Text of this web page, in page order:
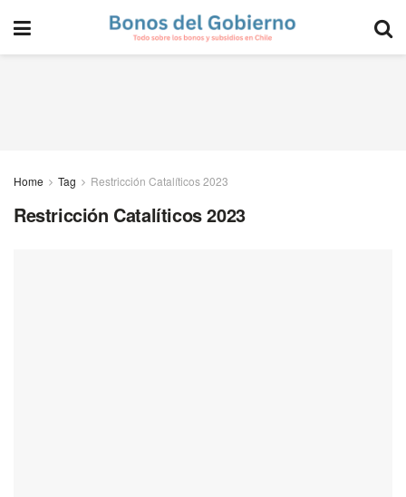
Home Tag Restricción Catalíticos 2023
Restricción Catalíticos 2023